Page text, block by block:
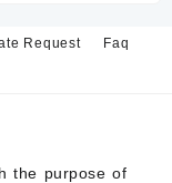
Request Faq
the purpose of